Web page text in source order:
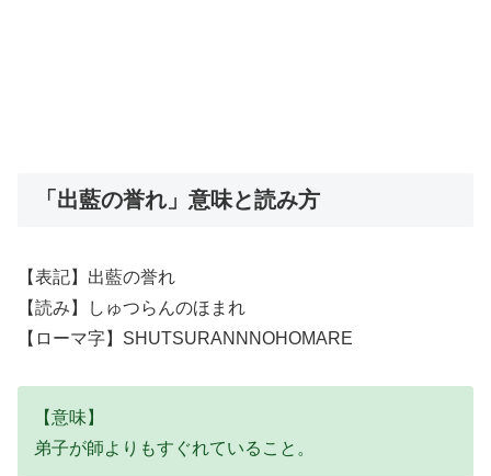
「出藍の誉れ」意味と読み方
【表記】出藍の誉れ
【読み】しゅつらんのほまれ
【ローマ字】SHUTSURANNNOHOMARE
【意味】
弟子が師よりもすぐれていること。